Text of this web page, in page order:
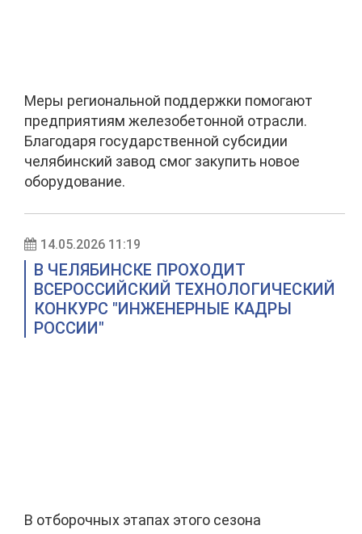
Меры региональной поддержки помогают
предприятиям железобетонной отрасли.
Благодаря государственной субсидии
челябинский завод смог закупить новое
оборудование.
14.05.2026 11:19
В ЧЕЛЯБИНСКЕ ПРОХОДИТ
ВСЕРОССИЙСКИЙ ТЕХНОЛОГИЧЕСКИЙ
КОНКУРС "ИНЖЕНЕРНЫЕ КАДРЫ
РОССИИ"
В отборочных этапах этого сезона